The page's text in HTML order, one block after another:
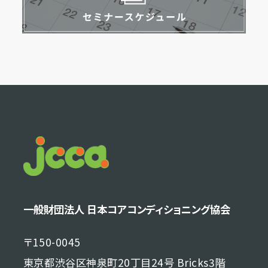
一般財団法人 日本コアコンディショニング協会
〒150-0045
東京都渋谷区神泉町20丁目24号 Bricks3階